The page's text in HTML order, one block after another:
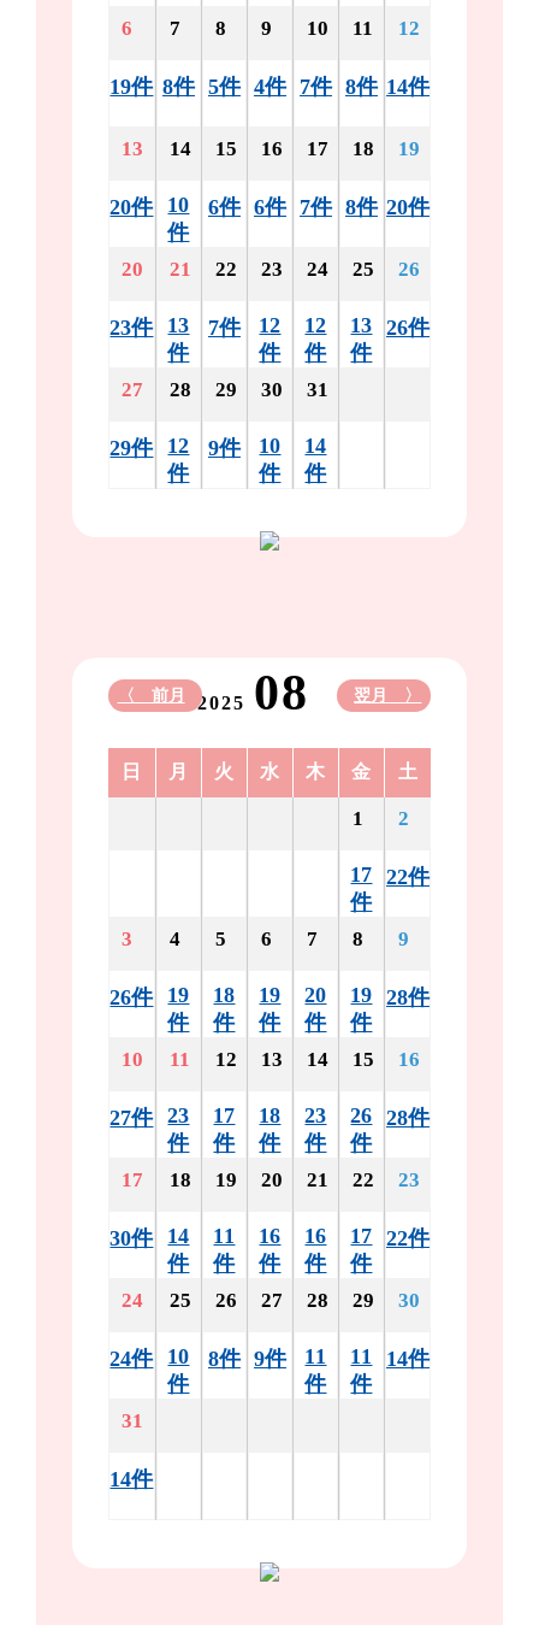
6
19件
7
8件
8
5件
9
4件
10
7件
11
8件
12
14件
13
20件
14
10
件
15
6件
16
6件
17
7件
18
8件
19
20件
20
23件
21
13
件
22
7件
23
12
件
24
12
件
25
13
件
26
26件
27
29件
28
12
件
29
9件
30
10
件
31
14
件
2025 08
〈 前月 翌月 〉
日 月 火 水 木 金 土
1
17
件
2
22件
3
26件
4
19
件
5
18
件
6
19
件
7
20
件
8
19
件
9
28件
10
27件
11
23
件
12
17
件
13
18
件
14
23
件
15
26
件
16
28件
17
30件
18
14
件
19
11
件
20
16
件
21
16
件
22
17
件
23
22件
24
24件
25
10
件
26
8件
27
9件
28
11
件
29
11
件
30
14件
31
14件